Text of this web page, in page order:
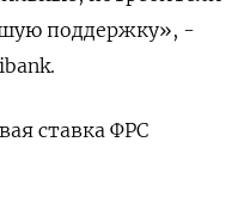
поддержку», -
ставка ФРС